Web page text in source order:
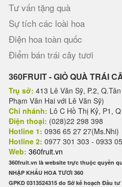
Tư vấn tặng quà
Sự tích các loài hoa
Điện hoa toàn quốc
Điểm bán trái cây tươi
360FRUIT - GIỎ QUÀ TRÁI
Trụ sở: 413 Lê Văn Sỹ, P.2,
Phạm Văn Hai với Lê Văn Sỹ)
Chi nhánh: Lô C Hồ Thị Kỷ, P1,
Điện thoại: (028)22 298 398
Hotline 1: 0936 65 27 27(Ms.Nhi)
Hotline 2: 0977 301 303 - 0933
Web: 360fruit.vn
360fruit.vn là website trực thuộc quyền
NHẬP KHẨU HOA TƯƠI 360
GPKD 0313524315 do Sở kế hoạch Đầu